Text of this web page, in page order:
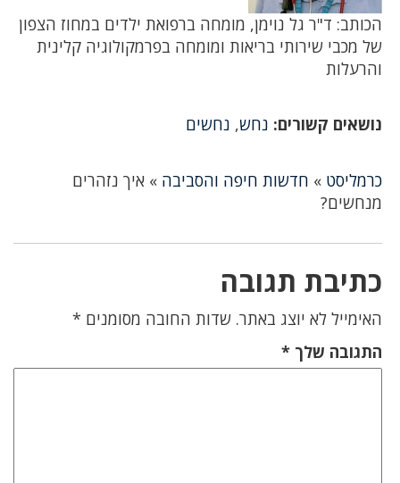
הכותב: ד"ר גל נוימן, מומחה ברפואת ילדים במחוז הצפון
של מכבי שירותי בריאות ומומחה בפרמקולוגיה קלינית
והרעלות
נושאים קשורים:נחש,נחשים
כרמליסט» חדשות חיפה והסביבה» איך נזהרים
מנחשים?
כתיבת תגובה
האימייל לא יוצג באתר. שדות החובה מסומנים*
התגובה שלך*